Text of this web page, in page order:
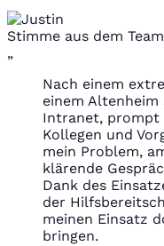
Stimme aus dem Team
„
Nach einem
einem
Intranet, prompt
Kollegen und
mein Problem,
klärende
Dank des
der
meinen Einsatz
bringen.